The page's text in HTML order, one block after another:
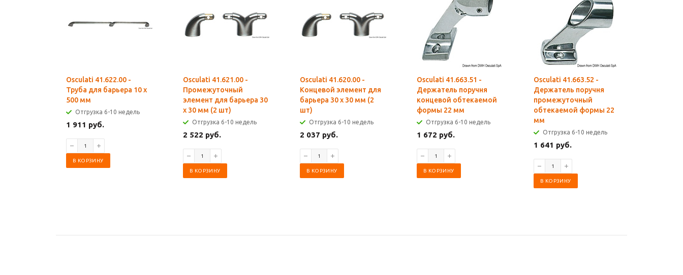
Osculati 41.622.00 -
Труба для барьера 10 x
500 мм
Отгрузка 6-10 недель
1 911 руб.
В КОРЗИНУ
Osculati 41.621.00 -
Промежуточный
элемент для барьера 30
x 30 мм (2 шт)
Отгрузка 6-10 недель
2 522 руб.
В КОРЗИНУ
Osculati 41.620.00 -
Концевой элемент для
барьера 30 x 30 мм (2
шт)
Отгрузка 6-10 недель
2 037 руб.
В КОРЗИНУ
Osculati 41.663.51 -
Держатель поручня
концевой обтекаемой
формы 22 мм
Отгрузка 6-10 недель
1 672 руб.
В КОРЗИНУ
Osculati 41.663.52 -
Держатель поручня
промежуточный
обтекаемой формы 22
мм
Отгрузка 6-10 недель
1 641 руб.
В КОРЗИНУ